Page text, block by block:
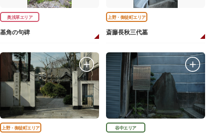
奥浅草エリア
基角の句碑
上野・御徒町エリア
斎藤長秋三代墓
上野・御徒町エリア 谷中エリア